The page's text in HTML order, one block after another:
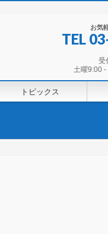
お気
TEL
受
土曜9:00 -
トピックス